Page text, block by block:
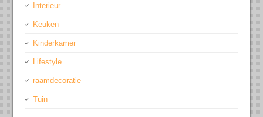
Interieur
Keuken
Kinderkamer
Lifestyle
raamdecoratie
Tuin